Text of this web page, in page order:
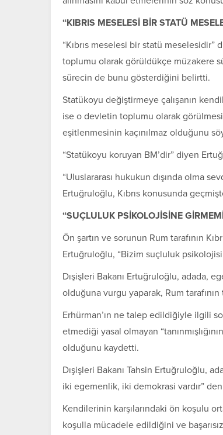
“KIBRIS MESELESİ BİR STATÜ
“Kıbrıs meselesi bir statü meselesidir”
toplumu olarak görüldükçe müzakere
sürecin de bunu gösterdiğini belirtti.
Statükoyu değiştirmeye çalışanın
ise o devletin toplumu olarak
eşitlenmesinin kaçınılmaz olduğunu
“Statükoyu koruyan BM’dir” diyen
“Uluslararası hukukun dışında olma
Ertuğruloğlu, Kıbrıs konusunda
“SUÇLULUK PSİKOLOJİSİNE
Ön şartın ve sorunun Rum tarafının
Ertuğruloğlu, “Bizim suçluluk
Dışişleri Bakanı Ertuğruloğlu, adada,
olduğuna vurgu yaparak, Rum
Erhürman’ın ne talep edildiğiyle ilgili
etmediği yasal olmayan
olduğunu kaydetti.
Dışişleri Bakanı Tahsin Ertuğruloğlu,
iki egemenlik, iki demokrasi vardır”
Kendilerinin karşılarındaki ön koşulu
koşulla mücadele edildiğini ve